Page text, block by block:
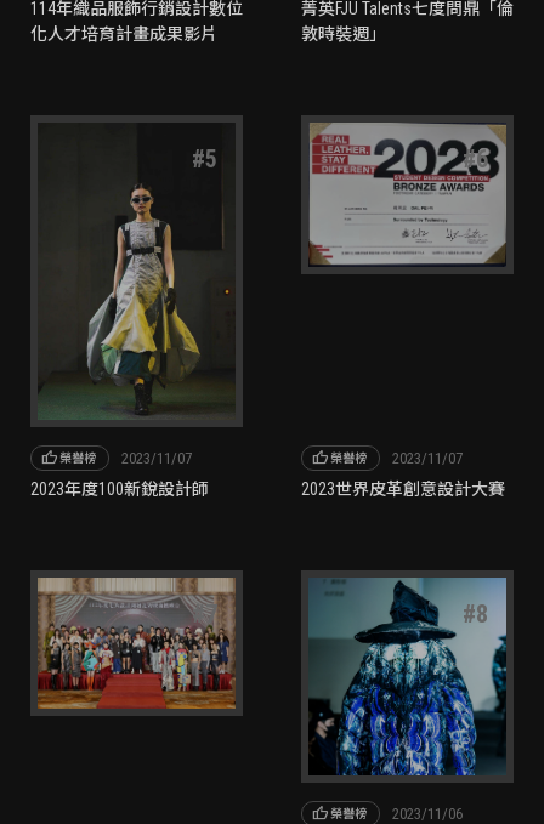
114年織品服飾行銷設計數位
化人才培育計畫成果影片
菁英FJU Talents七度問鼎「倫
敦時裝週」
#5
thumb_up 榮譽榜 2023/11/07
2023年度100新銳設計師
#6
thumb_up 榮譽榜 2023/11/07
2023世界皮革創意設計大賽
#7 #8
thumb_up 榮譽榜 2023/11/06